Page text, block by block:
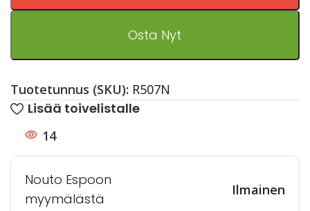
Osta Nyt
Tuotetunnus (SKU): R507N
Lisää toivelistalle
14
Nouto Espoon
myymälästä
Ilmainen